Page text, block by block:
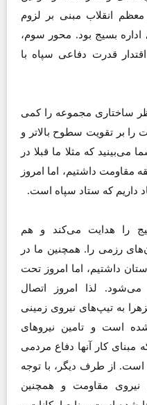
انقلاب مبنی بر لزوم
اداره بسیج بود. محور سوم،
قدرت دفاعی سپاه با
باید از نظر ساختاری مجموعه را کمی
را بر تقویت سطوح بالاتر و
که مثلا ما قبلا در
مقاومت داشتیم، اما امروز
داریم که ستاد سپاه است.
را هدایت می‌کند و هم
رزمی را. همچنین ما در
استان داشتیم، اما امروز تحت
می‌شود. لذا امروز اتصال
به تیپ‌های نیروی زمینی
است و تامین نیروهای
کار آنها دفاع مردمی
است. از طرف دیگر، با توجه
مقاومت و همچنین